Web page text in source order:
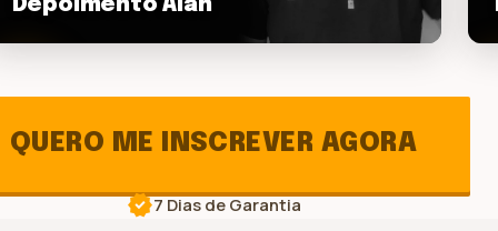
play_arrow
Depoimento Alan
QUERO ME INSCREVER AGORA
verified7 Dias de Garantia